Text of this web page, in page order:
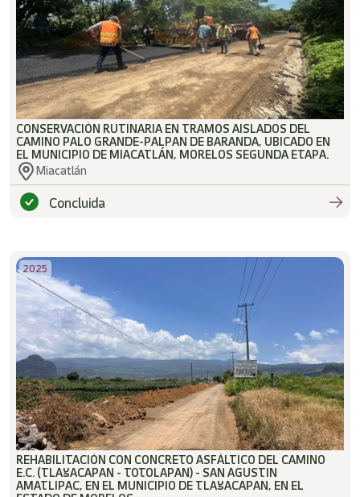
CONSERVACIÓN RUTINARIA EN TRAMOS AISLADOS DEL
CAMINO PALO GRANDE-PALPAN DE BARANDA, UBICADO EN
EL MUNICIPIO DE MIACATLÁN, MORELOS SEGUNDA ETAPA.
Miacatlán
Concluida
2025
REHABILITACIÓN CON CONCRETO ASFÁLTICO DEL CAMINO
E.C. (TLAYACAPAN - TOTOLAPAN) - SAN AGUSTIN
AMATLIPAC, EN EL MUNICIPIO DE TLAYACAPAN, EN EL